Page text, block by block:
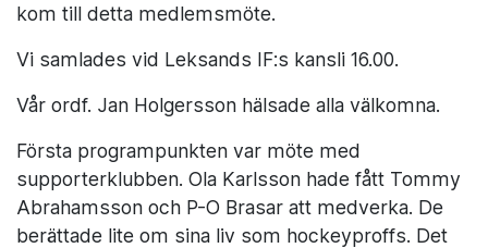
kom till detta medlemsmöte.
Vi samlades vid Leksands IF:s kansli 16.00.
Vår ordf. Jan Holgersson hälsade alla välkomna.
Första programpunkten var möte med
supporterklubben. Ola Karlsson hade fått Tommy
Abrahamsson och P-O Brasar att medverka. De
berättade lite om sina liv som hockeyproffs. Det